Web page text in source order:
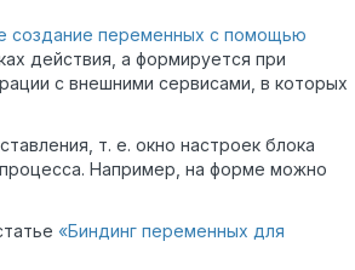
создание переменных с помощью
действия, а формируется при
с внешними сервисами, в которых
т. е. окно настроек блока
Например, на форме можно
«Биндинг переменных для